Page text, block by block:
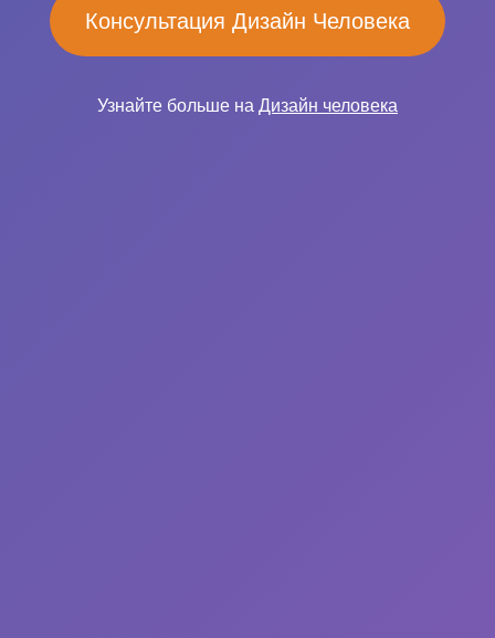
Консультация Дизайн Человека
Узнайте больше на Дизайн человека